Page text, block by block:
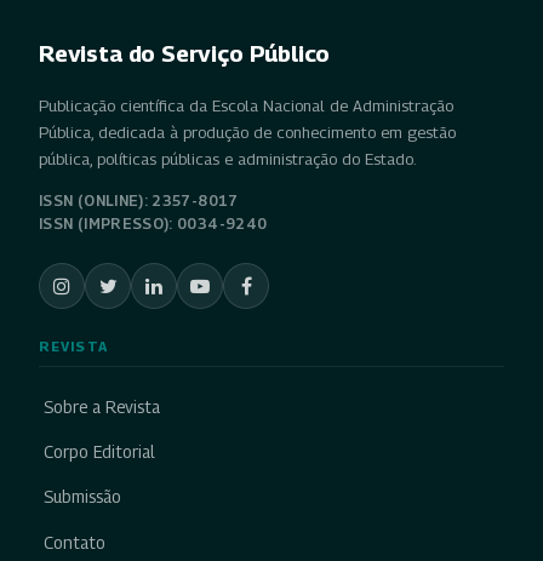
Revista do Serviço Público
Publicação científica da Escola Nacional de Administração
Pública, dedicada à produção de conhecimento em gestão
pública, políticas públicas e administração do Estado.
ISSN (ONLINE): 2357-8017
ISSN (IMPRESSO): 0034-9240
REVISTA
Sobre a Revista
Corpo Editorial
Submissão
Contato